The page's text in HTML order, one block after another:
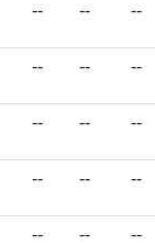
-- -- --
-- -- --
-- -- --
-- -- --
-- -- --